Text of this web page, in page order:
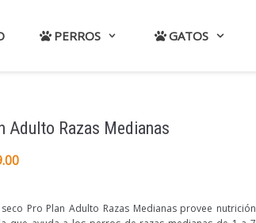
PERROS GATOS
Adulto Razas Medianas
Pro Plan Adulto Razas Medianas provee nutrición